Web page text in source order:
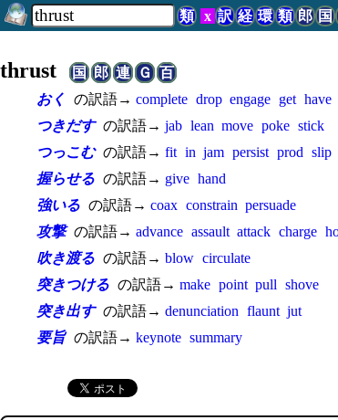
類 x 訳 経 環 類 郎 国
thrust国 郎 連 Ｇ
百
おく
の訳語→ complete drop engage get have
つきだす の訳語→ jab lean move poke stick
つっこむ の訳語→ fit in jam persist prod slip
握らせる の訳語→ give hand
強いる の訳語→ coax constrain persuade
攻撃 の訳語→ advance assault attack charge
吹き渡る の訳語→ blow circulate
突きつける の訳語→ make point pull shove
突き出す の訳語→ denunciation flaunt jut
要旨 の訳語→ keynote summary